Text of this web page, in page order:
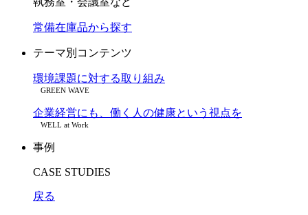
常備在庫品から探す
テーマ別コンテンツ
環境課題に対する取り組み
GREEN WAVE
企業経営にも、働く人の健康という視点を
WELL at Work
事例
CASE STUDIES
戻る